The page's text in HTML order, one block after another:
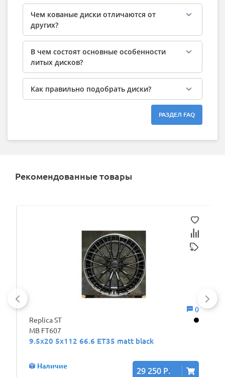
Чем кованые диски отличаются от
других?
В чем состоят основные особенности
литых дисков?
Как правильно подобрать диски?
РАЗДЕЛ FAQ
Рекомендованные товары
0
Replica ST
MB FT607
9.5x20 5x112 66.6 ET35 matt black
Наличие 29 250 Р.